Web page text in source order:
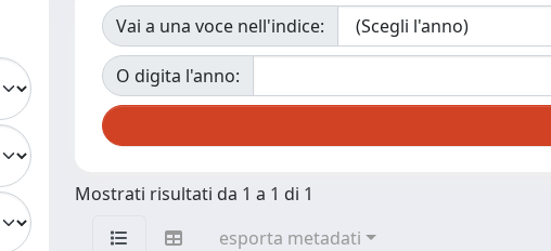
Vai a una voce nell'indice:
O digita l'anno:
Mostrati risultati da 1 a 1 di 1
esporta metadati